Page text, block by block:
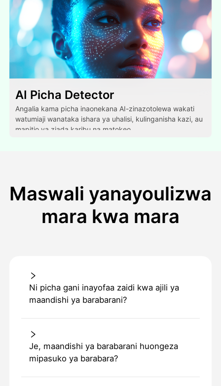
AI Picha Detector
Angalia kama picha inaonekana AI-zinazotolewa wakati
watumiaji wanataka ishara ya uhalisi, kulinganisha kazi, au
mapitio ya ziada karibu na matokeo.
Maswali yanayoulizwa
mara kwa mara
Ni picha gani inayofaa zaidi kwa ajili ya
maandishi ya barabarani?
Je, maandishi ya barabarani huongeza
mipasuko ya barabara?